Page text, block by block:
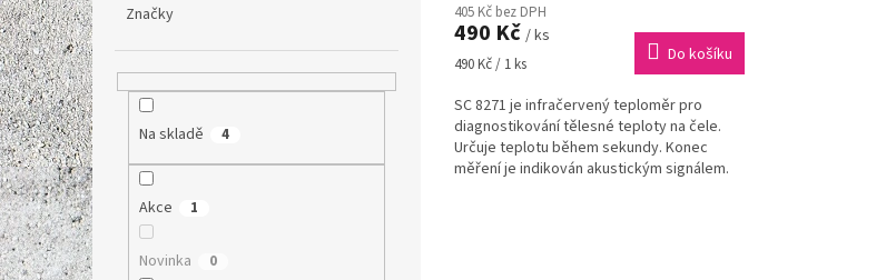
Značky
Na skladě 4
Akce 1
Novinka 0
405 Kč bez DPH
490 Kč / ks
Měrná
490 Kč / 1 ks Do košíku
SC 8271 je infračervený teploměr pro
diagnostikování tělesné teploty na čele.
Určuje teplotu během sekundy. Konec
měření je indikován akustickým signálem.